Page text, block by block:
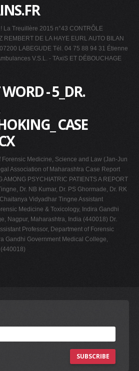
La Treuillère 2015 n°43 CONTRÔLE
REMBERT DE LA HAYE EURL AUTO BILAN
LABEGUDE Tél. 04 75 88 94 31 Étienne
V.S.L. - TAxiS ET DÉBOUCHAGE
- 5_DR.
CASE
Medicine, Science and Law (Jan-Jun
Association of Maharashtra Case Report
AMONG PSYCHIATRIC PATIENTS A REPORT
Dr. NB Kumar, Dr. PS Ghormade, Dr. RK
Vidyadhar Tingne Assistant
Medicine & Toxicology, Indira Gandhi
Nagpur, Maharashtra, India (440018) Dr.
Professor, Department of Forensic
Gandhi Government Medical College,
SUBSCRIBE